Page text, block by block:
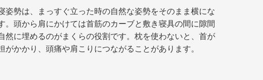
姿勢は、まっすぐ立った時の自然な姿勢をそのまま横にな
。頭から肩にかけては首筋のカーブと敷き寝具の間に隙間
然に埋めるのがまくらの役割です。枕を使わないと、首が
がかかり、頭痛や肩こりにつながることがあります。